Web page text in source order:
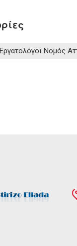
Εργατολόγοι Νομός